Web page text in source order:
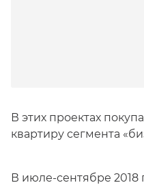
В этих проектах
квартиру сегмента
В июле-сентябре 2018